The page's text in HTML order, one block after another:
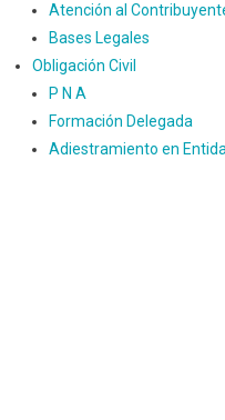
Atención al
Bases Legales
Obligación Civil
P N A
Formación Delegada
Adiestramiento en